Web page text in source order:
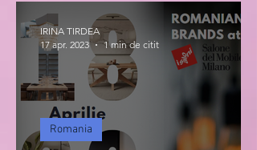
Romania
IRINA TIRDEA
17 apr. 2023
1 min de citit